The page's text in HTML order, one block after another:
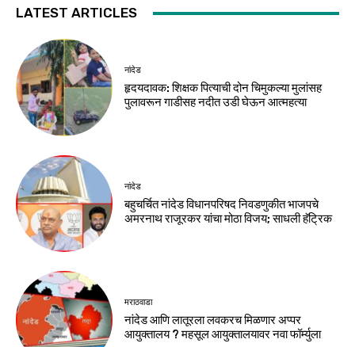
LATEST ARTICLES
नांदेड
हृदयदावक: शिक्षक पित्याची दोन चिमुकल्या मुलांसह
पुलावरून गाडीसह नदीत उडी घेऊन आत्महत्या
नांदेड
बहुचर्चित नांदेड विधानपरिषद निवडणुकीत भाजपचे
अमरनाथ राजूरकर यांचा मोठा विजय; साधली हॅट्रिक
मराठवाडा
नांदेड आणि लातूरला लवकरच मिळणार अप्पर
आयुक्तालय ? महसूल आयुक्तालयावर नवा फॉर्म्युला